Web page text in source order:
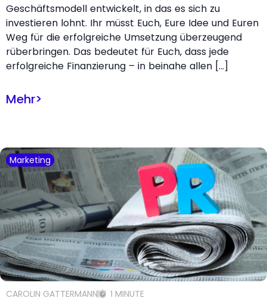
Geschäftsmodell entwickelt, in das es sich zu
investieren lohnt. Ihr müsst Euch, Eure Idee und Euren
Weg für die erfolgreiche Umsetzung überzeugend
rüberbringen. Das bedeutet für Euch, dass jede
erfolgreiche Finanzierung – in beinahe allen […]
Mehr>
Marketing
CAROLIN GATTERMANN 1 MINUTE